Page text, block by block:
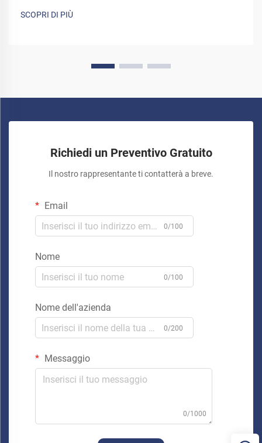
SCOPRI DI PIÙ
Richiedi un Preventivo Gratuito
Il nostro rappresentante ti contatterà a breve.
Email
0/100
Nome
0/100
Nome dell'azienda
0/200
Messaggio
0/1000